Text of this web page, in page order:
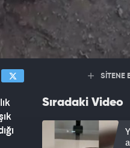
SİTENE
Sıradaki Video